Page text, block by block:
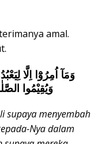
amal.
وَمَآ اُمِرُوْٓا اِلَّا
وَيُقِيْمُوا
supaya menyembah
Nya dalam